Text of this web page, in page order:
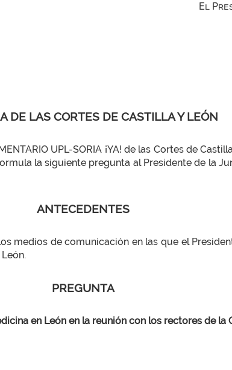
El
DE LAS CORTES DE CASTILLA Y LEÓN
UPL-SORIA ¡YA! de las Cortes de
la siguiente pregunta al Presidente de la
ANTECEDENTES
medios de comunicación en las que el
PREGUNTA
en León en la reunión con los rectores de